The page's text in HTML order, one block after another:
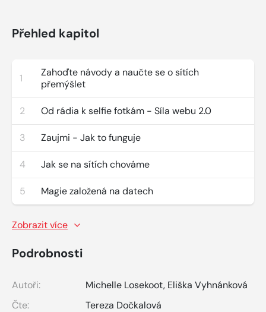
Přehled kapitol
1
Zahoďte návody a naučte se o sítích
přemýšlet
2 Od rádia k selfie fotkám - Síla webu 2.0
3 Zaujmi - Jak to funguje
4 Jak se na sítích chováme
5 Magie založená na datech
Zobrazit více
Podrobnosti
Autoři: Michelle Losekoot, Eliška Vyhnánková
Čte:
Tereza Dočkalová